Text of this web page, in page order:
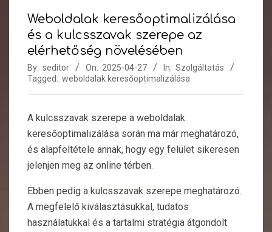
Weboldalak keresőoptimalizálása
és a kulcsszavak szerepe az
elérhetőség növelésében
By: seditor On: 2025-04-27 In: Szolgáltatás
Tagged: weboldalak keresőoptimalizálása
A kulcsszavak szerepe a weboldalak
keresőoptimalizálása során ma már meghatározó,
és alapfeltétele annak, hogy egy felület sikeresen
jelenjen meg az online térben.
Ebben pedig a kulcsszavak szerepe meghatározó.
A megfelelő kiválasztásukkal, tudatos
használatukkal és a tartalmi stratégia átgondolt